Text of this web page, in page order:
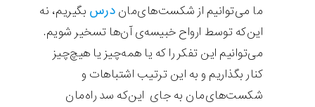
ما می‌توانیم از شکست‌های‌مان درس بگیریم، نه
این‌که توسط ارواح خبیسه‌ی آن‌ها تسخیر شویم.
می‌توانیم این تفکر را که یا همه‌چیز یا هیچ‌چیز
کنار بگذاریم و به این ترتیب اشتباهات و
شکست‌های‌مان به جای این‌که سد راه‌مان